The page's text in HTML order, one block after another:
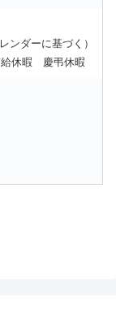
ダーに基づく）
休暇 慶弔休暇